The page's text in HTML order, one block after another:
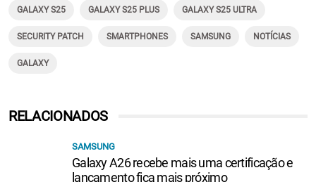
GALAXY S25 GALAXY S25 PLUS GALAXY S25 ULTRA
SECURITY PATCH SMARTPHONES SAMSUNG NOTÍCIAS
GALAXY
RELACIONADOS
SAMSUNG
Galaxy A26 recebe mais uma certificação e
lançamento fica mais próximo